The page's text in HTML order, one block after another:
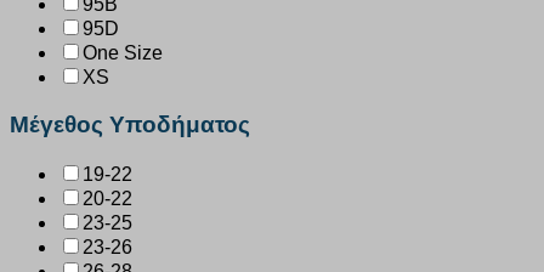
95B
95D
One Size
XS
Μέγεθος Υποδήματος
19-22
20-22
23-25
23-26